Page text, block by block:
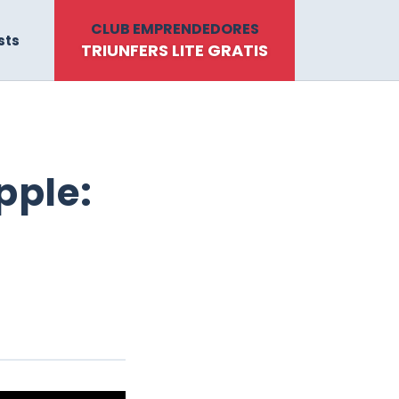
CLUB EMPRENDEDORES
TRIUNFERS LITE GRATIS